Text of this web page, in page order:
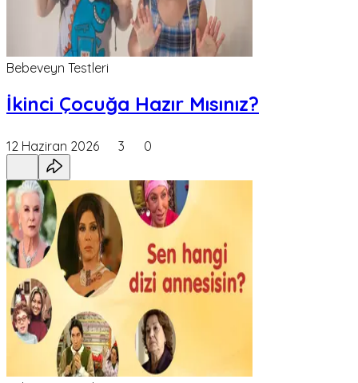
Bebeveyn Testleri
İkinci Çocuğa Hazır Mısınız?
12 Haziran 2026 3 0